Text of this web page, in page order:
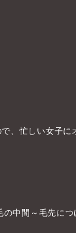
、忙しい女子に
中間～毛先につ